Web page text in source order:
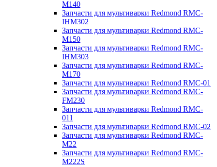
M140
Запчасти для мультиварки Redmond RMC-
IHM302
Запчасти для мультиварки Redmond RMC-
M150
Запчасти для мультиварки Redmond RMC-
IHM303
Запчасти для мультиварки Redmond RMC-
M170
Запчасти для мультиварки Redmond RMC-01
Запчасти для мультиварки Redmond RMC-
FM230
Запчасти для мультиварки Redmond RMC-
011
Запчасти для мультиварки Redmond RMC-02
Запчасти для мультиварки Redmond RMC-
M22
Запчасти для мультиварки Redmond RMC-
M222S